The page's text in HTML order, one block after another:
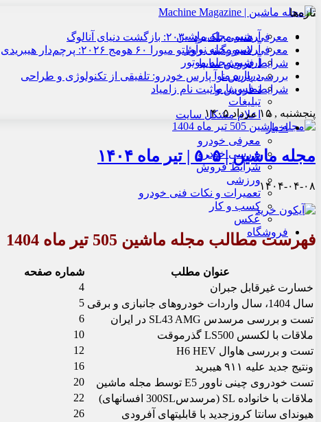
آرشیو مجله ماشین
آرشیو مجله نوآور
آرشیو مجله موتور
درباره ما
تماس با ما
تبلیغات
اعلام مشکل سایت
اخبار
معرفی خودرو
بررسی خودرو
شرایط فروش
ورزشی
تعمیرات و نکات فنی خودرو
کسب و کار
عکس
فروشگاه
تازه‌ها
معرفی هنسی بلک‌برد ۲۰۳۰: بازگشت دنیای آنالوگ
معرفی لامبورگینی روئلتو میورا ۶۰ هومج ۲۰۲۶: پرچم‌دار هیبریدی
شرایط فروش سایپا
بررسی پارس نوآ پارس خودرو: تلفیقی از تکنولوژی و طراحی
شرایط فروش و ثبت نام زامیاد
پنجشنبه , ۱۵ مرداد ۱۴۰۵
مجله ماشین | ۵۰۵ | تیر ماه ۱۴۰۴
۱۴۰۴-۰۴-۰۸
فهرست مطالب مجله ماشین 505 تیر ماه 1404
عنوان مطلب
شماره صفحه
خسارت غیرقابل جبران
4
سال 1404، سال واردات خودروهای جانبازی و برقی
5
تست و بررسی مرسدس SL43 AMG در ایران
6
ملاقات با لکسس LS500 گذرموقت
10
تست و بررسی هاوال H6 HEV
12
ونتیج جدید علیه ۹۱۱ هیبرید
16
تست خودروی چینی ناوور E5 توسط مجله ماشین
20
ملاقات با خانواده SL (مرسدس300SL افسانه‏ای)
22
هیوندای سانتا کروزجدید با قابلیت‏های آف‏رودی
26